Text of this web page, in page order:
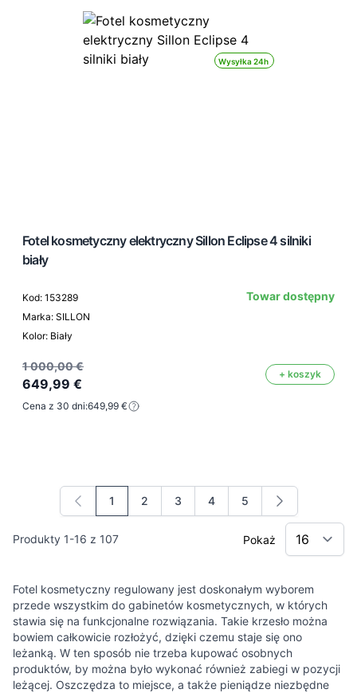
Wysyłka 24h
Fotel kosmetyczny elektryczny Sillon Eclipse 4 silniki
biały
Kod: 153289
Marka: SILLON
Kolor: Biały
Towar dostępny
1 000,00 €
649,99 €
+ koszyk
Cena z 30 dni:649,99 €
Produkty 1-16 z 107
Aktualnie czytasz stronę
1 Strona
2 Strona
3 Strona
4 Strona
5
Pokaż
Fotel kosmetyczny regulowany jest doskonałym wyborem
przede wszystkim do gabinetów kosmetycznych, w których
stawia się na funkcjonalne rozwiązania. Takie krzesło można
bowiem całkowicie rozłożyć, dzięki czemu staje się ono
leżanką. W ten sposób nie trzeba kupować osobnych
produktów, by można było wykonać również zabiegi w pozycji
leżącej. Oszczędza to miejsce, a także pieniądze niezbędne